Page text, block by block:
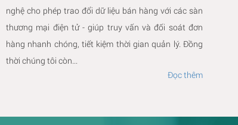
nghệ cho phép trao đổi dữ liệu bán hàng với các sàn
thương mại điện tử - giúp truy vấn và đối soát đơn
hàng nhanh chóng, tiết kiệm thời gian quản lý. Đồng
thời chúng tôi còn...
Đọc thêm